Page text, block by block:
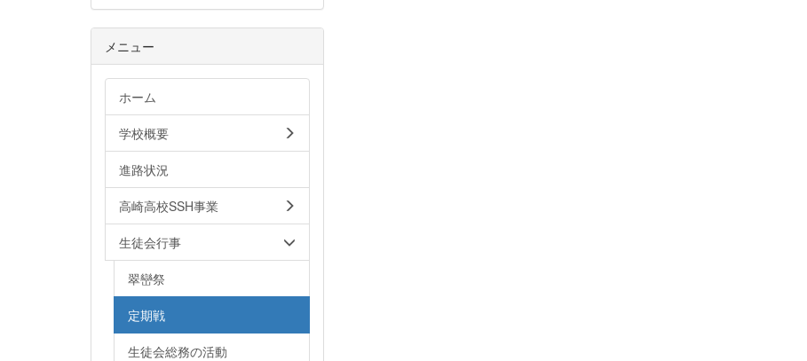
メニュー
ホーム
学校概要
進路状況
高崎高校SSH事業
生徒会行事
翠巒祭
定期戦
生徒会総務の活動